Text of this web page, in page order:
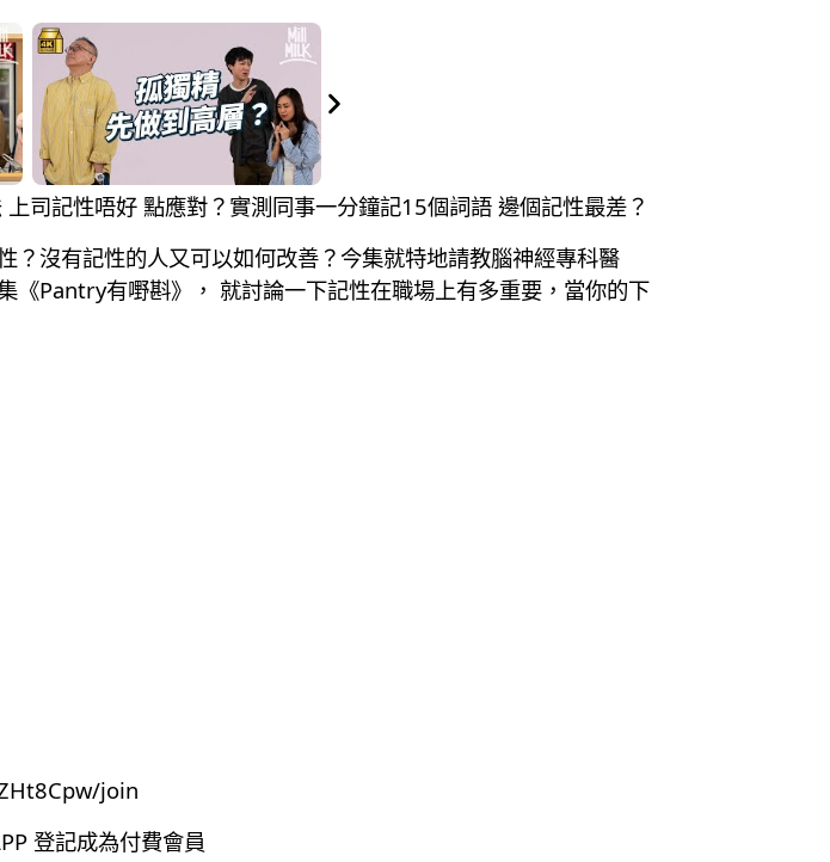
記性唔好 點應對？實測同事一分鐘記15個詞語 邊個記性最差？
沒有記性的人又可以如何改善？今集就特地請教腦神經專科醫
《Pantry有嘢斟》， 就討論一下記性在職場上有多重要，當你的下
join
登記成為付費會員